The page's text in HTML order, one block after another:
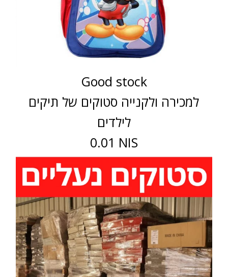
Good stock
למכירה ולקנייה סטוקים של תיקים
לילדים
0.01 NIS